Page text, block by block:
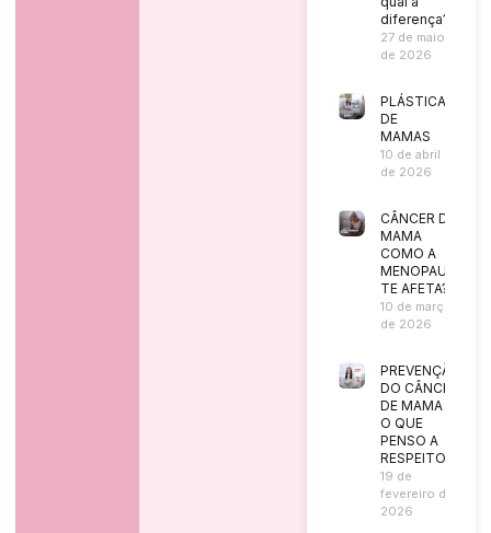
diferença?
27 de maio
de 2026
PLÁSTICA
DE
MAMAS
10 de abril
de 2026
CÂNCER DE
MAMA
COMO A
MENOPAUSA
TE AFETA?
10 de março
de 2026
PREVENÇÃO
DO CÂNCER
DE MAMA |
O QUE
PENSO A
RESPEITO?
19 de
fevereiro de
2026